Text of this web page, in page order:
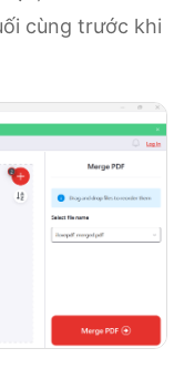
cùng trước khi